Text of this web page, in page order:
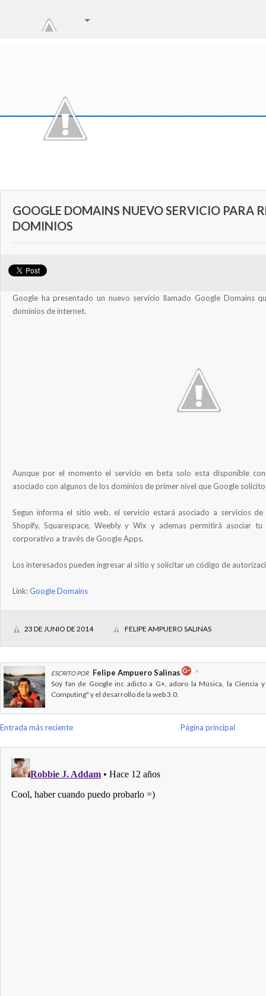
GOOGLE DOMAINS NUEVO SERVICIO PARA
DOMINIOS
Google ha presentado un nuevo servicio llamado Google Domains
dominios de internet.
Aunque por el momento el servicio en beta solo esta disponible
asociado con algunos de los dominios de primer nivel que Google
Segun informa el sitio web, el servicio estará asociado a servicios
Shopify, Squarespace, Weebly y Wix y ademas permitirá asociar
corporativo a través de Google Apps.
Los interesados pueden ingresar al sitio y solicitar un código de
Link:Google Domains
23 DE JUNIO DE 2014 FELIPE AMPUERO SALINAS
ESCRITO POR Felipe Ampuero Salinas
Soy fan de Google inc adicto a G+, adoro la Música, la Ciencia
Computing" y el desarrollo de la web 3.0.
Entrada más reciente Página principal